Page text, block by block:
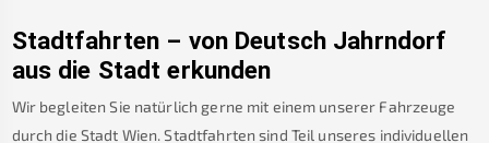
Stadtfahrten – von Deutsch Jahrndorf
aus die Stadt erkunden
Wir begleiten Sie natürlich gerne mit einem unserer Fahrzeuge
durch die Stadt Wien. Stadtfahrten sind Teil unseres individuellen